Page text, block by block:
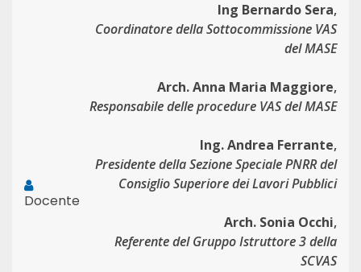
Docente
Ing Bernardo Sera,
Coordinatore della Sottocommissione VAS
del MASE
Arch. Anna Maria Maggiore,
Responsabile delle procedure VAS del MASE
Ing. Andrea Ferrante,
Presidente della Sezione Speciale PNRR del
Consiglio Superiore dei Lavori Pubblici
Arch. Sonia Occhi,
Referente del Gruppo Istruttore 3 della
SCVAS